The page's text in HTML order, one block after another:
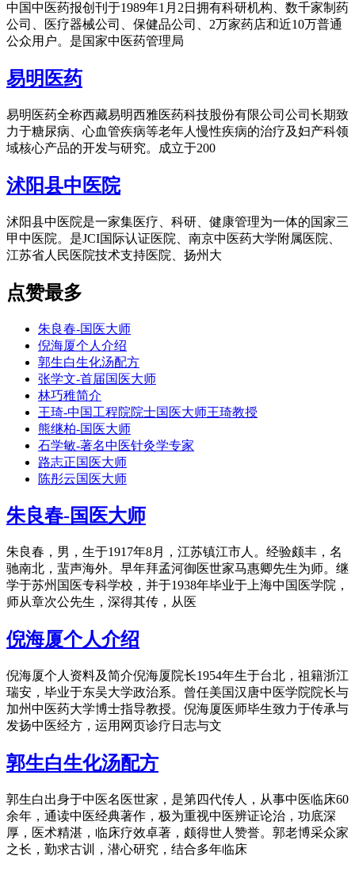
中国中医药报创刊于1989年1月2日拥有科研机构、数千家制药
公司、医疗器械公司、保健品公司、2万家药店和近10万普通
公众用户。是国家中医药管理局
易明医药
易明医药全称西藏易明西雅医药科技股份有限公司公司长期致
力于糖尿病、心血管疾病等老年人慢性疾病的治疗及妇产科领
域核心产品的开发与研究。成立于200
沭阳县中医院
沭阳县中医院是一家集医疗、科研、健康管理为一体的国家三
甲中医院。是JCI国际认证医院、南京中医药大学附属医院、
江苏省人民医院技术支持医院、扬州大
点赞最多
朱良春-国医大师
倪海厦个人介绍
郭生白生化汤配方
张学文-首届国医大师
林巧稚简介
王琦-中国工程院院士国医大师王琦教授
熊继柏-国医大师
石学敏-著名中医针灸学专家
路志正国医大师
陈彤云国医大师
朱良春-国医大师
朱良春，男，生于1917年8月，江苏镇江市人。经验颇丰，名
驰南北，蜚声海外。早年拜孟河御医世家马惠卿先生为师。继
学于苏州国医专科学校，并于1938年毕业于上海中国医学院，
师从章次公先生，深得其传，从医
倪海厦个人介绍
倪海厦个人资料及简介倪海厦院长1954年生于台北，祖籍浙江
瑞安，毕业于东吴大学政治系。曾任美国汉唐中医学院院长与
加州中医药大学博士指导教授。倪海厦医师毕生致力于传承与
发扬中医经方，运用网页诊疗日志与文
郭生白生化汤配方
郭生白出身于中医名医世家，是第四代传人，从事中医临床60
余年，通读中医经典著作，极为重视中医辨证论治，功底深
厚，医术精湛，临床疗效卓著，颇得世人赞誉。郭老博采众家
之长，勤求古训，潜心研究，结合多年临床